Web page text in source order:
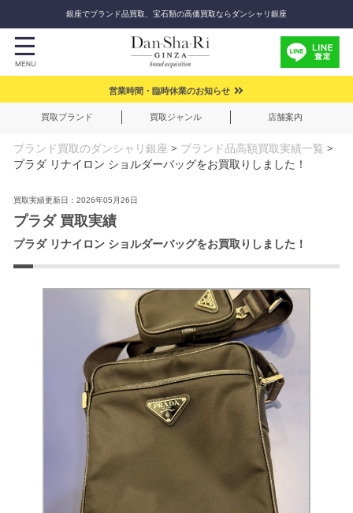
銀座でブランド品買取、宝石類の高価買取ならダンシャリ銀座
営業時間・臨時休業のお知らせ
買取ブランド 買取ジャンル 店舗案内
ブランド買取のダンシャリ銀座 > ブランド品高額買取実績一覧 >
プラダ リナイロン ショルダーバッグをお買取りしました！
買取実績更新日：2026年05月26日
プラダ 買取実績
プラダ リナイロン ショルダーバッグをお買取りしました！